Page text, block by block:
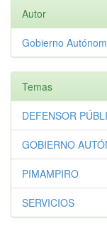
Autor
Gobierno
Temas
DEFENSOR
GOBIERNO
PIMAMPIRO
SERVICIOS